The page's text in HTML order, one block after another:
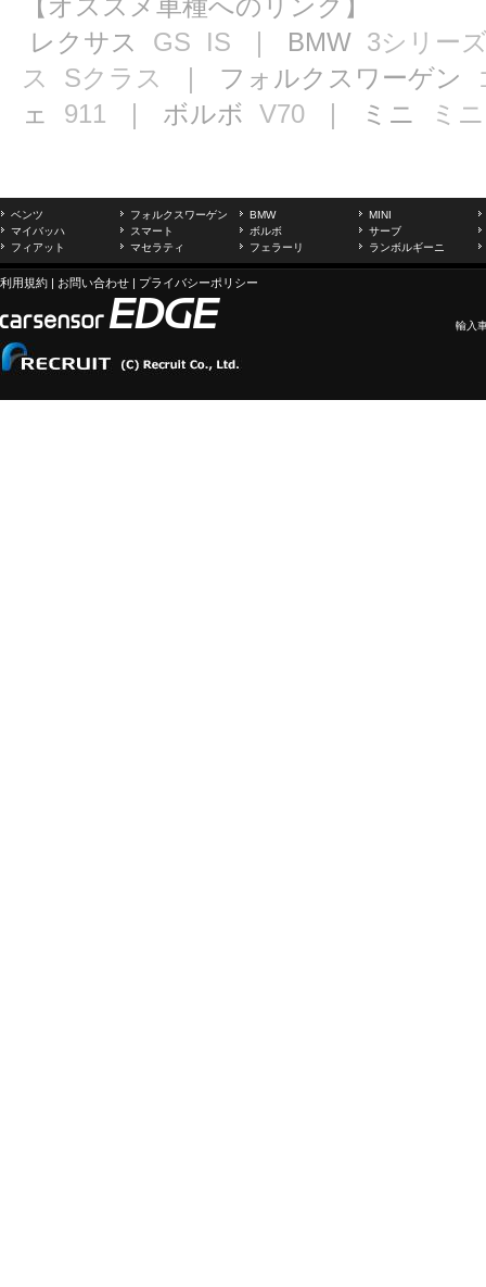
【オススメ車種へのリンク】
レクサス GS IS ｜ BMW 3シリー
ス
Sクラス ｜ フォルクスワーゲン
ェ 911 ｜ ボルボ V70 ｜ ミニ ミニ
ベンツ フォルクスワーゲン BMW
MINI
マイバッハ
スマート ボルボ
サーブ
フィアット
マセラティ フェラーリ ランボルギーニ
利用規約 | お問い合わせ | プライバシーポリシー
輸入